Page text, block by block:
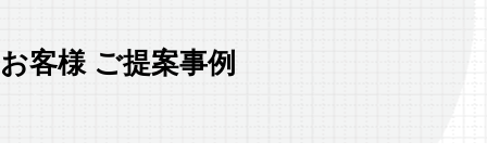
お客様 ご提案事例